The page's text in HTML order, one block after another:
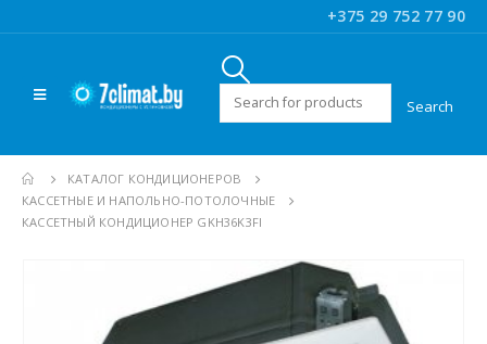
+375 29 752 77 90
Искать:
КАТАЛОГ КОНДИЦИОНЕРОВ
КАССЕТНЫЕ И НАПОЛЬНО-ПОТОЛОЧНЫЕ
КАССЕТНЫЙ КОНДИЦИОНЕР GKH36K3FI